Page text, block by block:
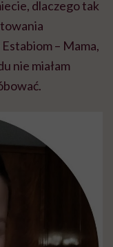
dlaczego tak
– Mama,
nie miałam